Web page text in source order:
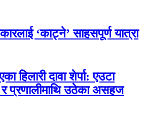
‘काट्ने’ साहसपूर्ण यात्रा
हिलारी दावा शेर्पा: एउटा
र प्रणालीमाथि उठेका असहज